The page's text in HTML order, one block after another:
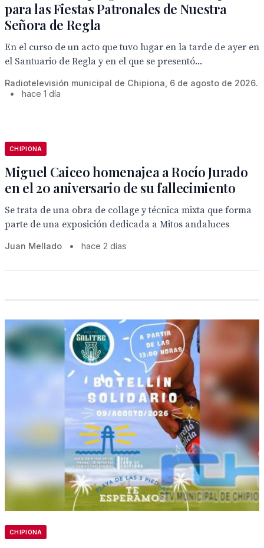
para las Fiestas Patronales de Nuestra
Señora de Regla
En el curso de un acto que tuvo lugar en la tarde de ayer en
el Santuario de Regla y en el que se presentó...
Radiotelevisión municipal de Chipiona, 6 de agosto de 2026.
•
hace 1 día
CHIPIONA
Miguel Caiceo homenajea a Rocío Jurado
en el 20 aniversario de su fallecimiento
Se trata de una obra de collage y técnica mixta que forma
parte de una exposición dedicada a Mitos andaluces
Juan Mellado • hace 2 días
CHIPIONA